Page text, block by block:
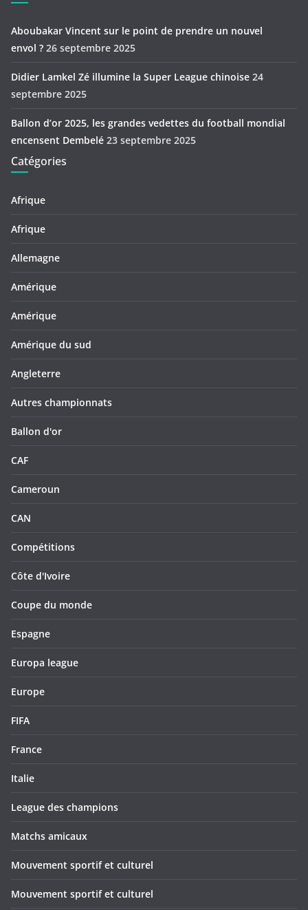
Aboubakar Vincent sur le point de prendre un nouvel
envol ? 26 septembre 2025
Didier Lamkel Zé illumine la Super League chinoise 24
septembre 2025
Ballon d’or 2025, les grandes vedettes du football mondial
encensent Dembelé 23 septembre 2025
Catégories
Afrique
Afrique
Allemagne
Amérique
Amérique
Amérique du sud
Angleterre
Autres championnats
Ballon d'or
CAF
Cameroun
CAN
Compétitions
Côte d'Ivoire
Coupe du monde
Espagne
Europa league
Europe
FIFA
France
Italie
League des champions
Matchs amicaux
Mouvement sportif et culturel
Mouvement sportif et culturel